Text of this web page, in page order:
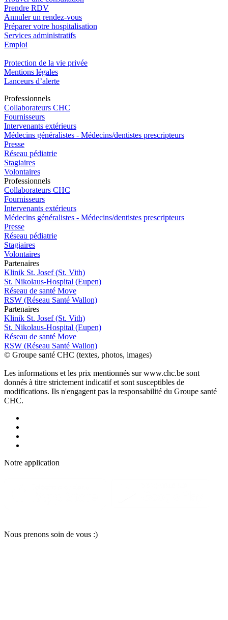
Prendre RDV
Annuler un rendez-vous
Préparer votre hospitalisation
Services administratifs
Emploi​
Protection de la vie privée
Mentions légales
Lanceurs d’alerte
Professionnels
Collaborateurs CHC
Fournisseurs
Intervenants extérieurs
Médecins généralistes - Médecins/dentistes prescripteurs
Presse
Réseau pédiatrie
Stagiaires
Volontaires
Professionnels
Collaborateurs CHC
Fournisseurs
Intervenants extérieurs
Médecins généralistes - Médecins/dentistes prescripteurs
Presse
Réseau pédiatrie
Stagiaires
Volontaires
Partenaires
Klinik St. Josef (St. Vith)
St. Nikolaus-Hospital (Eupen)
Réseau de santé Move
RSW (Réseau Santé Wallon)
Partenaires
Klinik St. Josef (St. Vith)
St. Nikolaus-Hospital (Eupen)
Réseau de santé Move
RSW (Réseau Santé Wallon)
© Groupe santé CHC (textes, photos, images)
Les informations et les prix mentionnés sur www.chc.be sont
donnés à titre strictement indicatif et sont susceptibles de
modifications. Ils n'engagent pas la responsabilité du Groupe santé
CHC.
Notre application
Nous prenons soin de vous :)